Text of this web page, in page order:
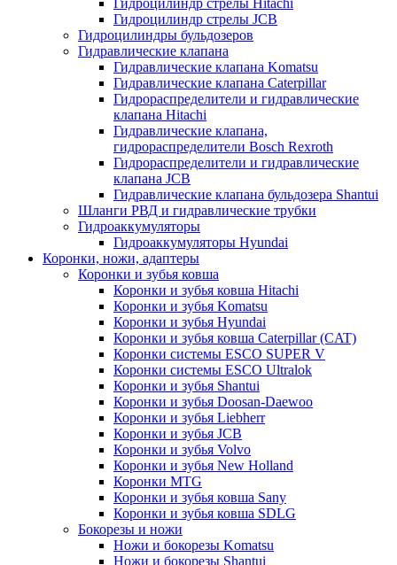
Гидроцилиндр стрелы JCB
Гидроцилиндры бульдозеров
Гидравлические клапана
Гидравлические клапана Komatsu
Гидравлические клапана Caterpillar
Гидрораспределители и гидравлические
клапана Hitachi
Гидравлические клапана,
гидрораспределители Bosch Rexroth
Гидрораспределители и гидравлические
клапана JCB
Гидравлические клапана бульдозера Shantui
Шланги РВД и гидравлические трубки
Гидроаккумуляторы
Гидроаккумуляторы Hyundai
Коронки, ножи, адаптеры
Коронки и зубья ковша
Коронки и зубья ковша Hitachi
Коронки и зубья Komatsu
Коронки и зубья Hyundai
Коронки и зубья ковша Caterpillar (CAT)
Коронки системы ESCO SUPER V
Коронки системы ESCO Ultralok
Коронки и зубья Shantui
Коронки и зубья Doosan-Daewoo
Коронки и зубья Liebherr
Коронки и зубья JCB
Коронки и зубья Volvo
Коронки и зубья New Holland
Коронки MTG
Коронки и зубья ковша Sany
Коронки и зубья ковша SDLG
Бокорезы и ножи
Ножи и бокорезы Komatsu
Ножи и бокорезы Shantui